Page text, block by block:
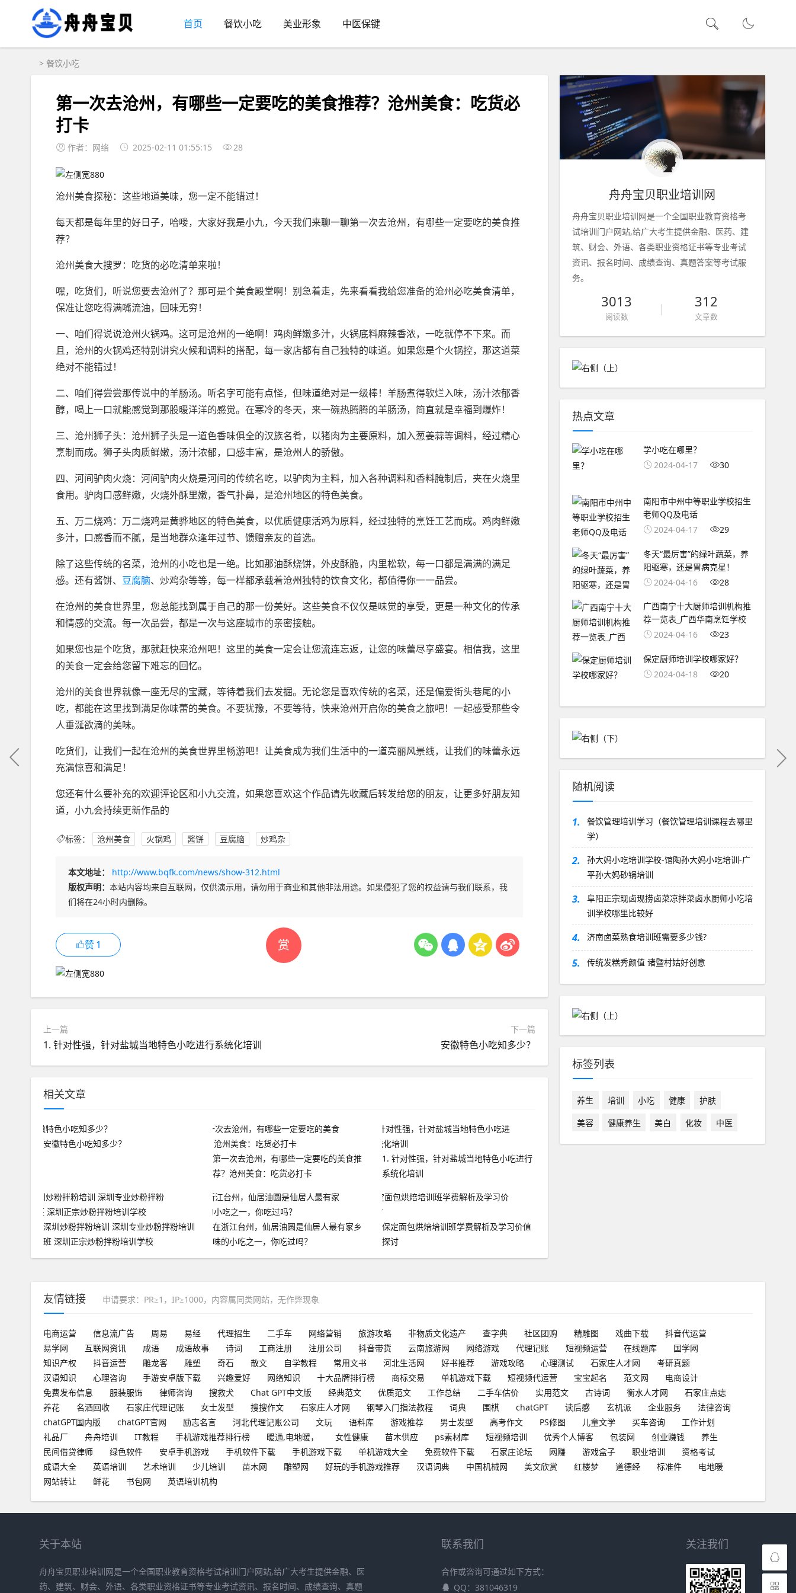
首页 餐饮小吃 美业形象 中医保键
> 餐饮小吃
第一次去沧州，有哪些一定要吃的美食推荐？沧州美食：吃货必
打卡
作者：网络 2025-02-11 01:55:15 28
沧州美食探秘：这些地道美味，您一定不能错过！
每天都是每年里的好日子，哈喽，大家好我是小九，今天我们来聊一聊第一次去沧州，有哪些一定要吃的美食推
荐？
沧州美食大搜罗：吃货的必吃清单来啦！
嘿，吃货们，听说您要去沧州了？那可是个美食殿堂啊！别急着走，先来看看我给您准备的沧州必吃美食清单，
保准让您吃得满嘴流油，回味无穷！
一、咱们得说说沧州火锅鸡。这可是沧州的一绝啊！鸡肉鲜嫩多汁，火锅底料麻辣香浓，一吃就停不下来。而
且，沧州的火锅鸡还特别讲究火候和调料的搭配，每一家店都有自己独特的味道。如果您是个火锅控，那这道菜
绝对不能错过！
二、咱们得尝尝那传说中的羊肠汤。听名字可能有点怪，但味道绝对是一级棒！羊肠煮得软烂入味，汤汁浓郁香
醇，喝上一口就能感觉到那股暖洋洋的感觉。在寒冷的冬天，来一碗热腾腾的羊肠汤，简直就是幸福到爆炸！
三、沧州狮子头：沧州狮子头是一道色香味俱全的汉族名肴，以猪肉为主要原料，加入葱姜蒜等调料，经过精心
烹制而成。狮子头肉质鲜嫩，汤汁浓郁，口感丰富，是沧州人的骄傲。
四、河间驴肉火烧：河间驴肉火烧是河间的传统名吃，以驴肉为主料，加入各种调料和香料腌制后，夹在火烧里
食用。驴肉口感鲜嫩，火烧外酥里嫩，香气扑鼻，是沧州地区的特色美食。
五、万二烧鸡：万二烧鸡是黄骅地区的特色美食，以优质健康活鸡为原料，经过独特的烹饪工艺而成。鸡肉鲜嫩
多汁，口感香而不腻，是当地群众逢年过节、馈赠亲友的首选。
除了这些传统的名菜，沧州的小吃也是一绝。比如那油酥烧饼，外皮酥脆，内里松软，每一口都是满满的满足
感。还有酱饼、 豆腐脑、炒鸡杂等等，每一样都承载着沧州独特的饮食文化，都值得你一一品尝。
在沧州的美食世界里，您总能找到属于自己的那一份美好。这些美食不仅仅是味觉的享受，更是一种文化的传承
和情感的交流。每一次品尝，都是一次与这座城市的亲密接触。
如果您也是个吃货，那就赶快来沧州吧！这里的美食一定会让您流连忘返，让您的味蕾尽享盛宴。相信我，这里
的美食一定会给您留下难忘的回忆。
沧州的美食世界就像一座无尽的宝藏，等待着我们去发掘。无论您是喜欢传统的名菜，还是偏爱街头巷尾的小
吃，都能在这里找到满足你味蕾的美食。不要犹豫，不要等待，快来沧州开启你的美食之旅吧！一起感受那些令
人垂涎欲滴的美味。
吃货们，让我们一起在沧州的美食世界里畅游吧！让美食成为我们生活中的一道亮丽风景线，让我们的味蕾永远
充满惊喜和满足！
您还有什么要补充的欢迎评论区和小九交流，如果您喜欢这个作品请先收藏后转发给您的朋友，让更多好朋友知
道，小九会持续更新作品的
标签： 沧州美食 火锅鸡 酱饼 豆腐脑 炒鸡杂
赏
本文地址：
http://www.bqfk.com/news/show-312.html
版权声明： 本站内容均来自互联网，仅供演示用，请勿用于商业和其他非法用途。如果侵犯了您的权益请与我们联系，我
们将在24小时内删除。
赞1
上一篇
1. 针对性强，针对盐城当地特色小吃进行系统化培训
下一篇
安徽特色小吃知多少？
相关文章
安徽特色小吃知多少？
第一次去沧州，有哪些一定要吃的美食推
荐？沧州美食：吃货必打卡
1. 针对性强，针对盐城当地特色小吃进行
系统化培训
深圳炒粉拌粉培训 深圳专业炒粉拌粉培训
班 深圳正宗炒粉拌粉培训学校
在浙江台州，仙居油圆是仙居人最有家乡
味的小吃之一，你吃过吗？
保定面包烘焙培训班学费解析及学习价值
探讨
舟舟宝贝职业培训网
舟舟宝贝职业培训网是一个全国职业教育资格考
试培训门户网站,给广大考生提供金融、医药、建
筑、财会、外语、各类职业资格证书等专业考试
资讯、报名时间、成绩查询、真题答案等考试服
务。
3013
阅读数
312
文章数
热点文章
学小吃在哪里？
2024-04-17
30
南阳市中州中等职业学校招生
老师QQ及电话
2024-04-17
29
冬天“最厉害”的绿叶蔬菜，养
阳驱寒，还是胃病克星！
2024-04-16
28
广西南宁十大厨师培训机构推
荐一览表_广西华南烹饪学校
2024-04-16
23
保定厨师培训学校哪家好？
2024-04-18
20
随机阅读
1.
餐饮管理培训学习（餐饮管理培训课程去哪里
学）
2.
孙大妈小吃培训学校-馆陶孙大妈小吃培训-广
平孙大妈砂锅培训
3.
阜阳正宗现卤现捞卤菜凉拌菜卤水厨师小吃培
训学校哪里比较好
4. 济南卤菜熟食培训班需要多少钱?
5. 传统发糕秀颜值 诸暨村姑好创意
标签列表
养生 培训 小吃 健康
护肤
美容
健康养生 美白 化妆 中医
友情链接 申请要求：PR≥1，IP≥1000，内容属同类网站，无作弊现象
电商运营 信息流广告 周易 易经 代理招生 二手车 网络营销 旅游攻略 非物质文化遗产 查字典 社区团购 精雕图 戏曲下载
抖音代运营
易学网
互联网资讯 成语 成语故事 诗词 工商注册 注册公司 抖音带货 云南旅游网 网络游戏 代理记账 短视频运营 在线题库
国学网
知识产权
抖音运营 雕龙客 雕塑 奇石 散文 自学教程 常用文书 河北生活网 好书推荐 游戏攻略 心理测试 石家庄人才网
考研真题
汉语知识
心理咨询 手游安卓版下载 兴趣爱好 网络知识 十大品牌排行榜 商标交易 单机游戏下载 短视频代运营 宝宝起名 范文网
电商设计
免费发布信息
服装服饰 律师咨询 搜救犬 Chat GPT中文版 经典范文 优质范文 工作总结 二手车估价 实用范文 古诗词 衡水人才网
石家庄点痣
养花
名酒回收 石家庄代理记账 女士发型 搜搜作文 石家庄人才网 钢琴入门指法教程 词典 围棋 chatGPT 读后感 玄机派 企业服务
法律咨询
chatGPT国内版
chatGPT官网 励志名言 河北代理记账公司 文玩 语料库 游戏推荐 男士发型 高考作文 PS修图 儿童文学 买车咨询
工作计划
礼品厂
舟舟培训 IT教程 手机游戏推荐排行榜 暖通,电地暖， 女性健康 苗木供应 ps素材库 短视频培训 优秀个人博客 包装网 创业赚钱
养生
民间借贷律师
绿色软件 安卓手机游戏 手机软件下载 手机游戏下载 单机游戏大全 免费软件下载 石家庄论坛 网赚 游戏盒子 职业培训
资格考试
成语大全
英语培训 艺术培训 少儿培训 苗木网 雕塑网 好玩的手机游戏推荐 汉语词典 中国机械网 美文欣赏 红楼梦 道德经 标准件
电地暖
网站转让
鲜花 书包网 英语培训机构
关于本站
舟舟宝贝职业培训网是一个全国职业教育资格考试培训门户网站,给广大考生提供金融、医
药、建筑、财会、外语、各类职业资格证书等专业考试资讯、报名时间、成绩查询、真题
联系我们
合作或咨询可通过如下方式：
QQ：381046319
关注我们